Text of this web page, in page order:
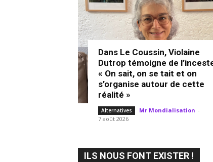
Dans Le Coussin, Violaine
Dutrop témoigne de
« On sait, on se tait et on
s’organise autour de cette
réalité »
Alternatives Mr Mondialisation -
7 août 2026
ILS NOUS FONT EXISTER !